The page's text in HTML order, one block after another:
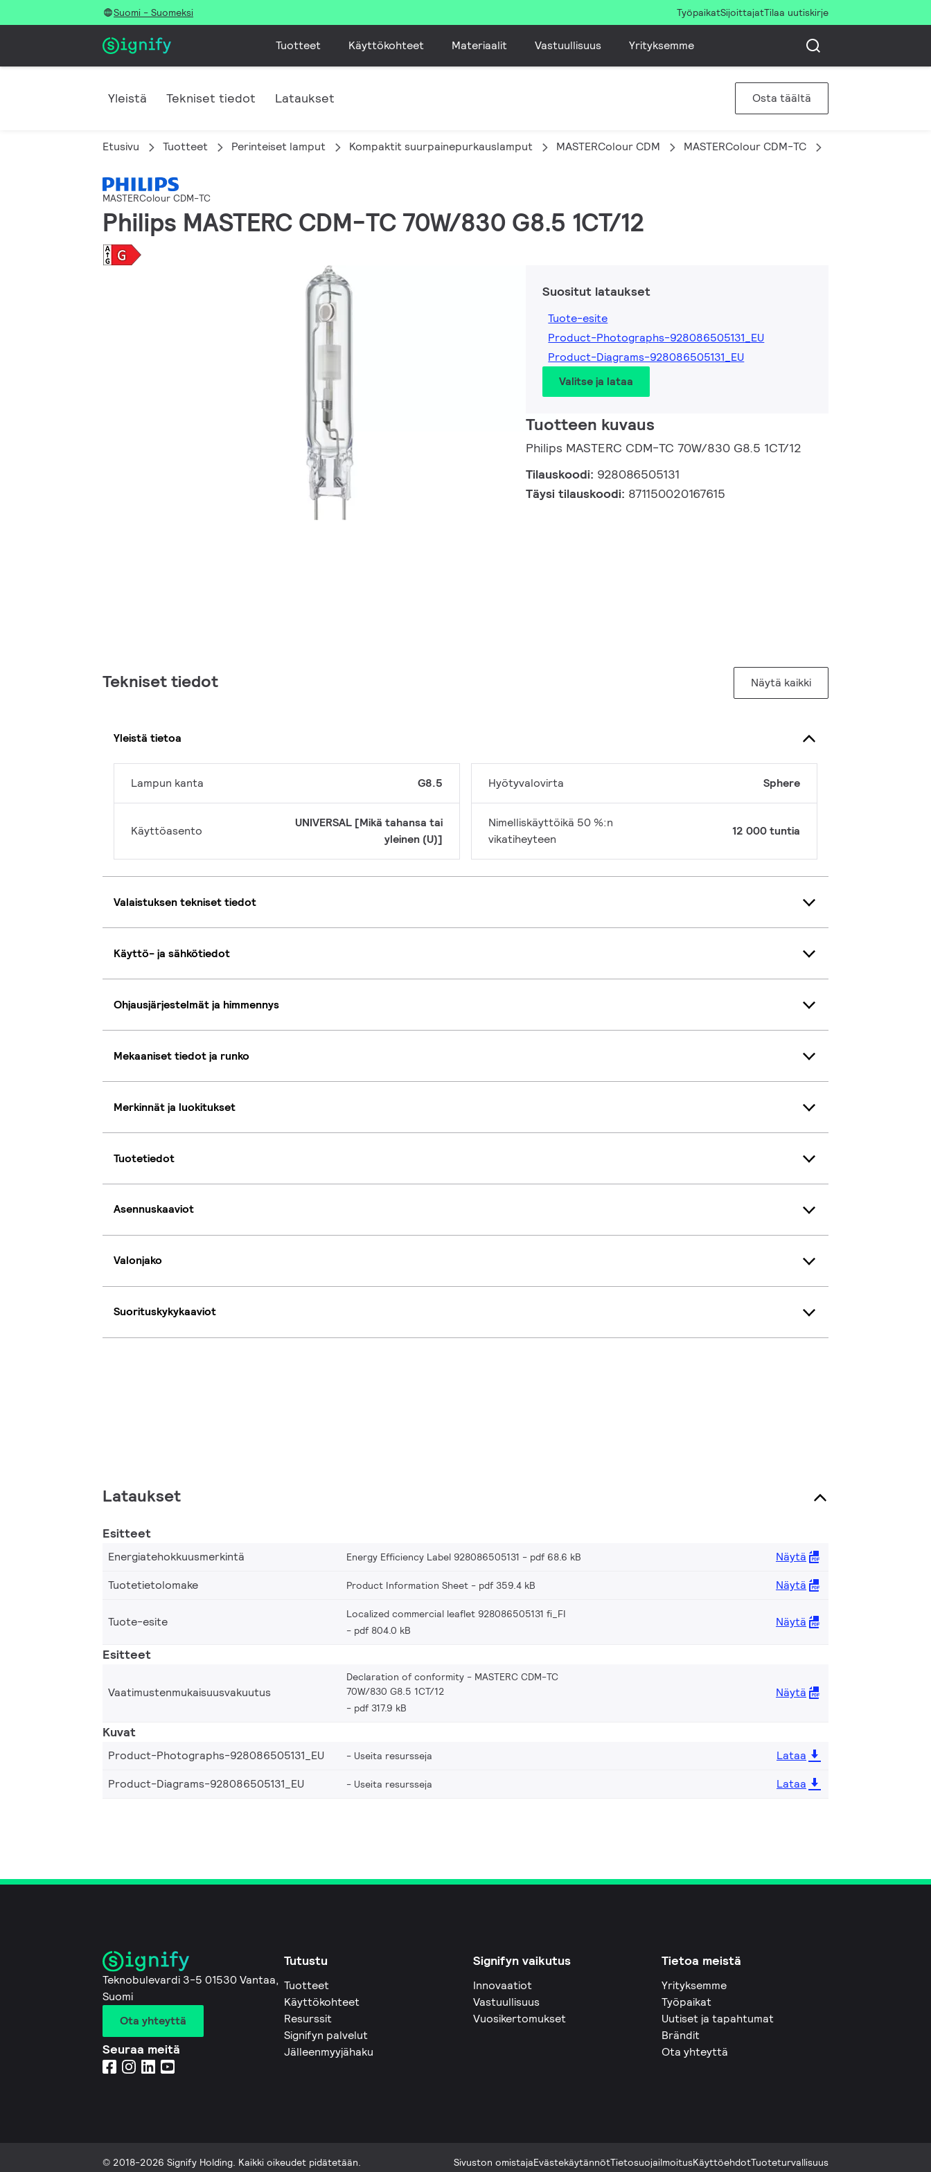
Suomi - Suomeksi TyöpaikatSijoittajatTilaa uutiskirje
Tuotteet Käyttökohteet Materiaalit Vastuullisuus Yrityksemme
Yleistä Tekniset tiedot Lataukset Osta täältä
Etusivu Tuotteet Perinteiset lamput Kompaktit suurpainepurkauslamput MASTERColour CDM MASTERColour CDM-TC
MASTERColour CDM-TC
Philips MASTERC CDM-TC 70W/830 G8.5 1CT/12
Suositut lataukset
Tuote-esite
Product-Photographs-928086505131_EU
Product-Diagrams-928086505131_EU
Valitse ja lataa
Tuotteen kuvaus
Philips MASTERC CDM-TC 70W/830 G8.5 1CT/12
Tilauskoodi: 928086505131
Täysi tilauskoodi: 871150020167615
Tekniset tiedot Näytä kaikki
Yleistä tietoa
Lampun kanta G8.5
Käyttöasento
UNIVERSAL [Mikä tahansa tai
yleinen (U)]
Hyötyvalovirta Sphere
Nimelliskäyttöikä 50 %:n
vikatiheyteen
12 000 tuntia
Valaistuksen tekniset tiedot
Käyttö- ja sähkötiedot
Ohjausjärjestelmät ja himmennys
Mekaaniset tiedot ja runko
Merkinnät ja luokitukset
Tuotetiedot
Asennuskaaviot
Valonjako
Suorituskykykaaviot
Lataukset
Esitteet
Energiatehokkuusmerkintä Energy Efficiency Label 928086505131 pdf 68.6 kB
Näytä
Tuotetietolomake
Product Information Sheet pdf 359.4 kB Näytä
Tuote-esite
Localized commercial leaflet 928086505131 fi_FI
pdf 804.0 kB
Näytä
Esitteet
Vaatimustenmukaisuusvakuutus
Declaration of conformity - MASTERC CDM-TC
70W/830 G8.5 1CT/12
pdf 317.9 kB
Näytä
Kuvat
Product-Photographs-928086505131_EU Useita resursseja
Lataa
Product-Diagrams-928086505131_EU
Useita resursseja Lataa
Teknobulevardi 3-5 01530 Vantaa,
Suomi
Ota yhteyttä
Seuraa meitä
Tutustu
Tuotteet
Käyttökohteet
Resurssit
Signifyn palvelut
Jälleenmyyjähaku
Signifyn vaikutus
Innovaatiot
Vastuullisuus
Vuosikertomukset
Tietoa meistä
Yrityksemme
Työpaikat
Uutiset ja tapahtumat
Brändit
Ota yhteyttä
© 2018-2026 Signify Holding. Kaikki oikeudet pidätetään. Sivuston omistajaEvästekäytännötTietosuojailmoitusKäyttöehdotTuoteturvallisuus